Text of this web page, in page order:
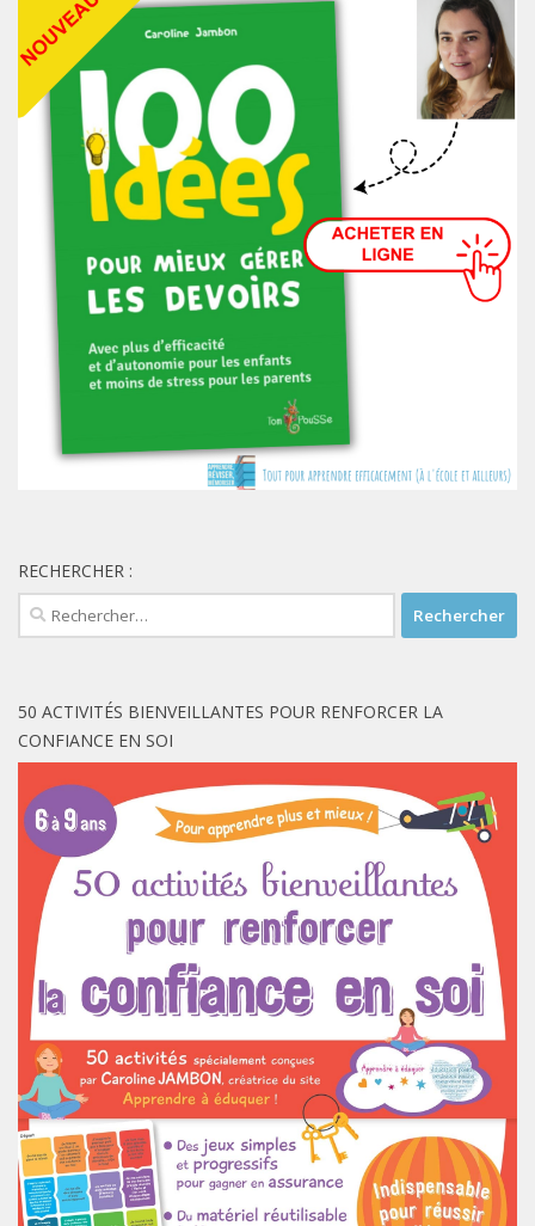
RECHERCHER :
Rechercher :
50 ACTIVITÉS BIENVEILLANTES POUR RENFORCER LA
CONFIANCE EN SOI